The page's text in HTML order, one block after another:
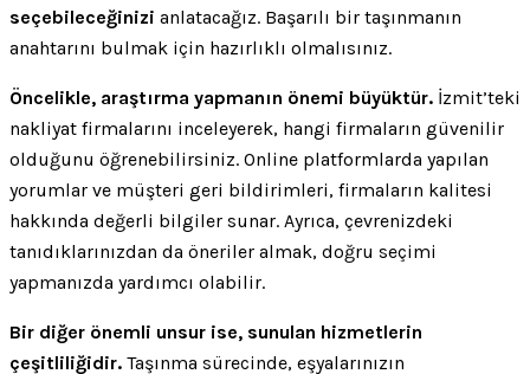
seçebileceğinizi anlatacağız. Başarılı bir taşınmanın
anahtarını bulmak için hazırlıklı olmalısınız.
Öncelikle, araştırma yapmanın önemi büyüktür. İzmit’teki
nakliyat firmalarını inceleyerek, hangi firmaların güvenilir
olduğunu öğrenebilirsiniz. Online platformlarda yapılan
yorumlar ve müşteri geri bildirimleri, firmaların kalitesi
hakkında değerli bilgiler sunar. Ayrıca, çevrenizdeki
tanıdıklarınızdan da öneriler almak, doğru seçimi
yapmanızda yardımcı olabilir.
Bir diğer önemli unsur ise, sunulan hizmetlerin
çeşitliliğidir. Taşınma sürecinde, eşyalarınızın